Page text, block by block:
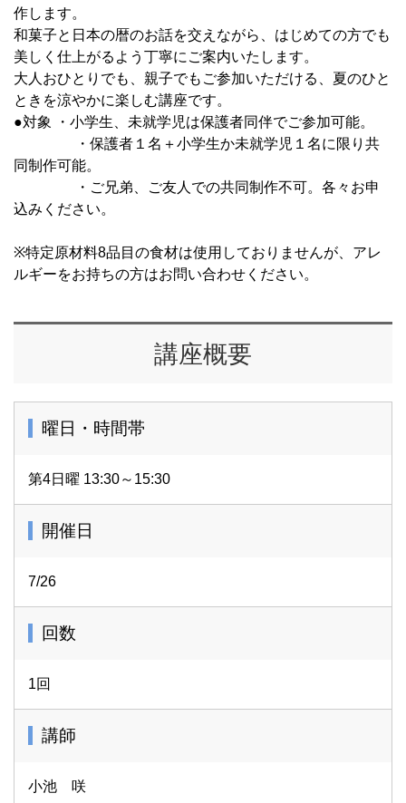
作します。
和菓子と日本の暦のお話を交えながら、はじめての方でも
美しく仕上がるよう丁寧にご案内いたします。
大人おひとりでも、親子でもご参加いただける、夏のひと
ときを涼やかに楽しむ講座です。
●対象 ・小学生、未就学児は保護者同伴でご参加可能。
・保護者１名＋小学生か未就学児１名に限り共
同制作可能。
・ご兄弟、ご友人での共同制作不可。各々お申
込みください。
※特定原材料8品目の食材は使用しておりませんが、アレ
ルギーをお持ちの方はお問い合わせください。
講座概要
曜日・時間帯
第4日曜 13:30～15:30
開催日
7/26
回数
1回
講師
小池 咲